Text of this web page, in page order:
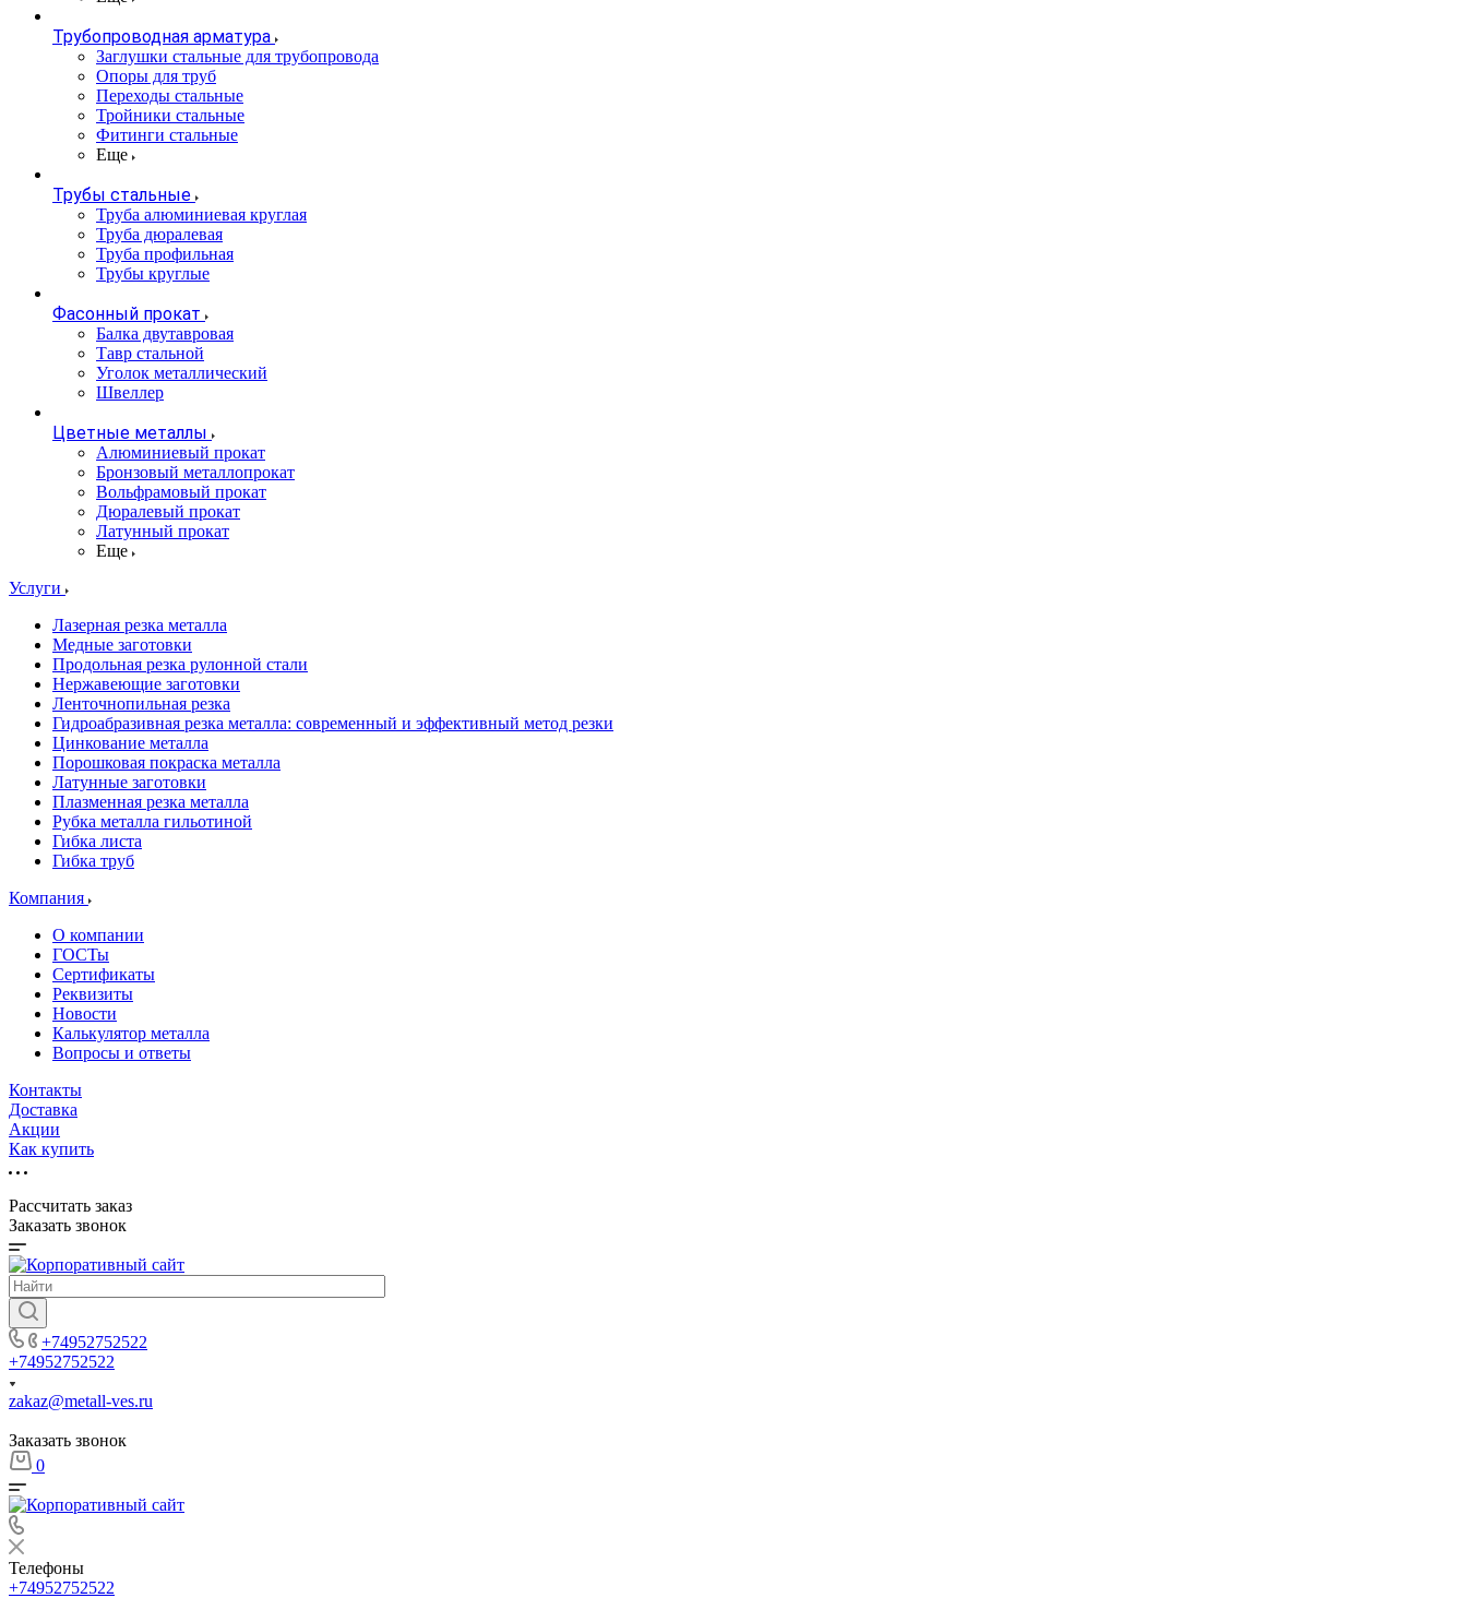
Трубопроводная арматура
Заглушки стальные для трубопровода
Опоры для труб
Переходы стальные
Тройники стальные
Фитинги стальные
Еще
Трубы стальные
Труба алюминиевая круглая
Труба дюралевая
Труба профильная
Трубы круглые
Фасонный прокат
Балка двутавровая
Тавр стальной
Уголок металлический
Швеллер
Цветные металлы
Алюминиевый прокат
Бронзовый металлопрокат
Вольфрамовый прокат
Дюралевый прокат
Латунный прокат
Еще
Услуги
Лазерная резка металла
Медные заготовки
Продольная резка рулонной стали
Нержавеющие заготовки
Ленточнопильная резка
Гидроабразивная резка металла: современный и эффективный метод резки
Цинкование металла
Порошковая покраска металла
Латунные заготовки
Плазменная резка металла
Рубка металла гильотиной
Гибка листа
Гибка труб
Компания
О компании
ГОСТы
Сертификаты
Реквизиты
Новости
Калькулятор металла
Вопросы и ответы
Контакты
Доставка
Акции
Как купить
Рассчитать заказ
Заказать звонок
+74952752522
+74952752522
zakaz@metall-ves.ru
Заказать звонок
0
Телефоны
+74952752522